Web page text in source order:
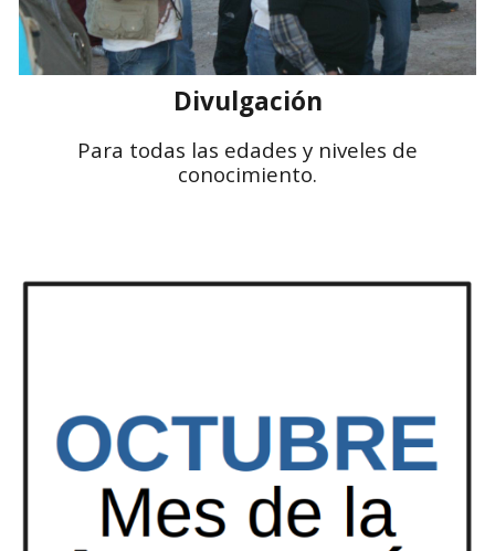
Divulgación
Para todas las edades y niveles de
conocimiento.